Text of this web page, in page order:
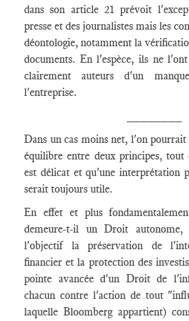
dans son article 21 prévoit
presse et des journalistes mais les
déontologie, notamment la
documents. En l'espèce, ils ne
clairement auteurs d'un
l'entreprise.
Dans un cas moins net, l'on
équilibre entre deux principes,
est délicat et qu'une interprétation
serait toujours utile.
En effet et plus
demeure-t-il un Droit
l'objectif la préservation de
financier et la protection des
pointe avancée d'un Droit de
chacun contre l'action de tout
laquelle Bloomberg appartient)